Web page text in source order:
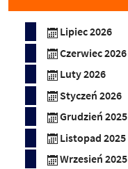
Lipiec 2026
Czerwiec 2026
Luty 2026
Styczeń 2026
Grudzień 2025
Listopad 2025
Wrzesień 2025